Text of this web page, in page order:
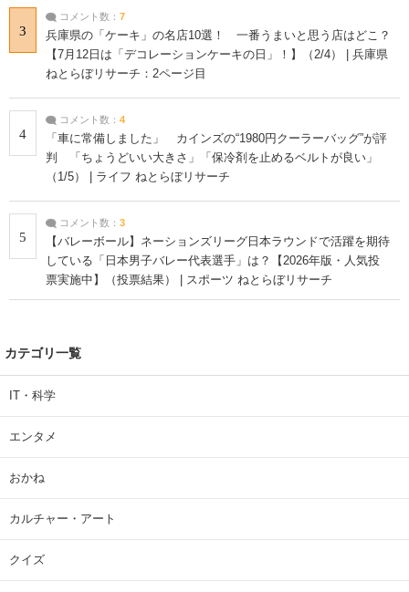
3
コメント数： 7
兵庫県の「ケーキ」の名店10選！ 一番うまいと思う店はどこ？
【7月12日は「デコレーションケーキの日」！】（2/4） | 兵庫県
ねとらぼリサーチ：2ページ目
4
コメント数： 4
「車に常備しました」 カインズの“1980円クーラーバッグ”が評
判 「ちょうどいい大きさ」「保冷剤を止めるベルトが良い」
（1/5） | ライフ ねとらぼリサーチ
5
コメント数： 3
【バレーボール】ネーションズリーグ日本ラウンドで活躍を期待
している「日本男子バレー代表選手」は？【2026年版・人気投
票実施中】（投票結果） | スポーツ ねとらぼリサーチ
カテゴリ一覧
IT・科学
エンタメ
おかね
カルチャー・アート
クイズ